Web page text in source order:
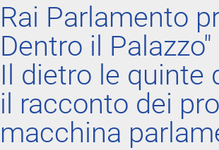
Rai Parlamento
Dentro il Palazzo"
Il dietro le quinte
il racconto dei
macchina